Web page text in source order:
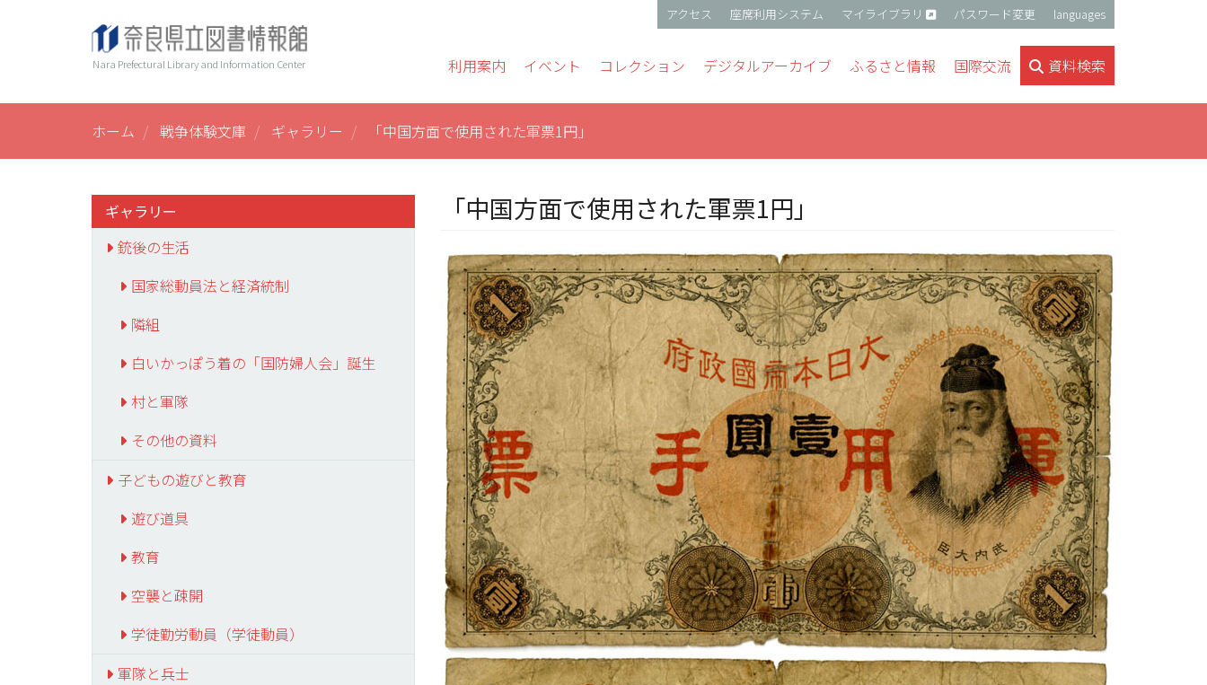
テ
Nara Prefectural Library and Information Center
ー
アクセス 座席利用システム マイライブラリ パスワード変更 languages
navigation利用案内 イベント コレクション デジタルアーカイブ ふるさと情報 国際交流 資料検索
ホーム 戦争体験文庫 ギャラリー 「中国方面で使用された軍票1円」
ギャラリー
銃後の生活
国家総動員法と経済統制
隣組
白いかっぽう着の「国防婦人会」誕生
村と軍隊
その他の資料
子どもの遊びと教育
遊び道具
教育
空襲と疎開
学徒勤労動員（学徒動員）
軍隊と兵士
「中国方面で使用された軍票1円」